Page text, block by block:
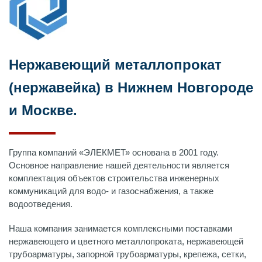
Нержавеющий металлопрокат
(нержавейка) в Нижнем Новгороде
и Москве.
Группа компаний «ЭЛЕКМЕТ» основана в 2001 году.
Основное направление нашей деятельности является
комплектация объектов строительства инженерных
коммуникаций для водо- и газоснабжения, а также
водоотведения.
Наша компания занимается комплексными поставками
нержавеющего и цветного металлопроката, нержавеющей
трубоарматуры, запорной трубоарматуры, крепежа, сетки,